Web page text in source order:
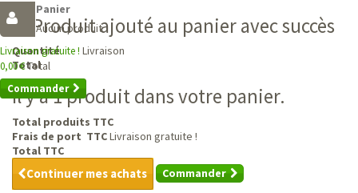
Panier
Aucun produit
Livraison gratuite ! Livraison
0,00 €Total
Commander
Produit ajouté au panier avec succès
Quantité
Total
Il y a 1 produit dans votre panier.
Total produits TTC
Frais de port TTCLivraison gratuite !
Total TTC
Continuer mes achats Commander